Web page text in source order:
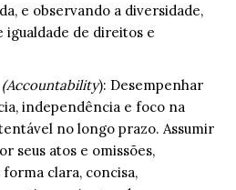
e observando a diversidade,
igualdade de direitos e
(Accountability): Desempenhar
independência e foco na
no longo prazo. Assumir
seus atos e omissões,
clara, concisa,